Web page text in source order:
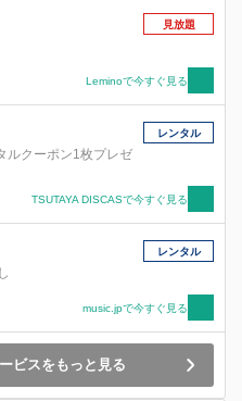
見放題
Leminoで今すぐ見る
ルクーポン1枚プレゼ
レンタル
TSUTAYA DISCASで今すぐ見る
レンタル
music.jpで今すぐ見る
ビスをもっと見る